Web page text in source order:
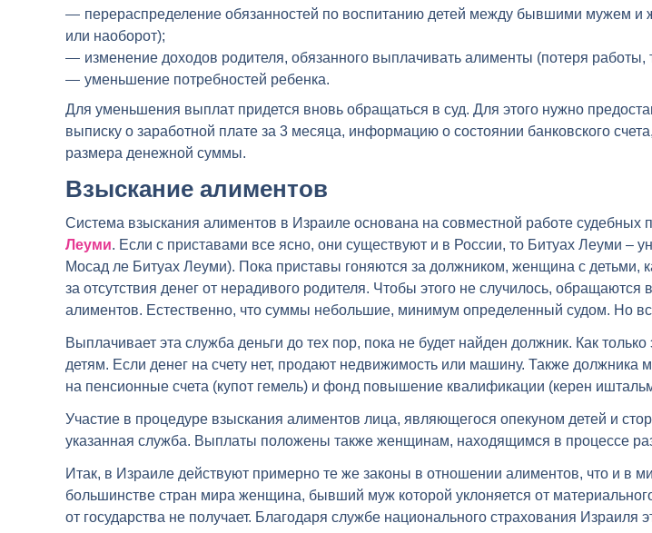
перераспределение обязанностей по воспитанию детей между бывшими мужем и
или наоборот);
изменение доходов родителя, обязанного выплачивать алименты (потеря работы,
уменьшение потребностей ребенка.
Для уменьшения выплат придется вновь обращаться в суд. Для этого нужно
выписку о заработной плате за 3 месяца, информацию о состоянии банковского
размера денежной суммы.
Взыскание алиментов
Система взыскания алиментов в Израиле основана на совместной работе
Леуми. Если с приставами все ясно, они существуют и в России, то Битуах Леуми –
Мосад ле Битуах Леуми). Пока приставы гоняются за должником, женщина с детьми,
за отсутствия денег от нерадивого родителя. Чтобы этого не случилось,
алиментов. Естественно, что суммы небольшие, минимум определенный судом. Но
Выплачивает эта служба деньги до тех пор, пока не будет найден должник. Как
детям. Если денег на счету нет, продают недвижимость или машину. Также
на пенсионные счета (купот гемель) и фонд повышение квалификации (керен
Участие в процедуре взыскания алиментов лица, являющегося опекуном детей и
указанная служба. Выплаты положены также женщинам, находящимся в процессе
Итак, в Израиле действуют примерно те же законы в отношении алиментов, что и в
большинстве стран мира женщина, бывший муж которой уклоняется от
от государства не получает. Благодаря службе национального страхования